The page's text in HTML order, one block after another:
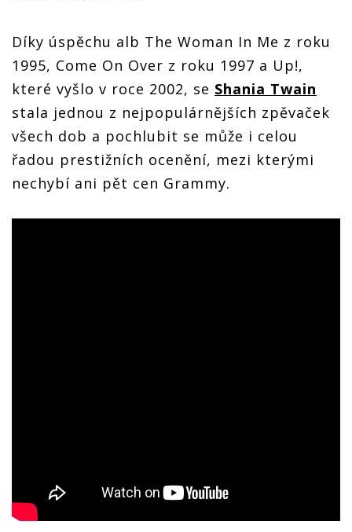
Díky úspěchu alb The Woman In Me z roku
1995, Come On Over z roku 1997 a Up!,
které vyšlo v roce 2002, se Shania Twain
stala jednou z nejpopulárnějších zpěvaček
všech dob a pochlubit se může i celou
řadou prestižních ocenění, mezi kterými
nechybí ani pět cen Grammy.